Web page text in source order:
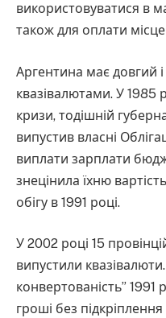
використовуватися в
також для оплати
Аргентина має довгий
квазівалютами. У 1985
кризи, тодішній
випустив власні
виплати зарплати
знецінила їхню
обігу в 1991 році.
У 2002 році 15
випустили
конвертованість” 1991
гроші без